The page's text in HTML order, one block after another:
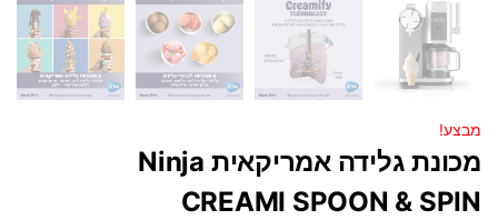
מבצע!
מכונת גלידה אמריקאית Ninja
CREAMI SPOON & SPIN